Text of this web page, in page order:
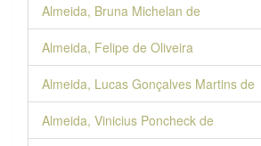
Almeida, Bruna Michelan de
Almeida, Felipe de Oliveira
Almeida, Lucas Gonçalves Martins de
Almeida, Vinicius Poncheck de